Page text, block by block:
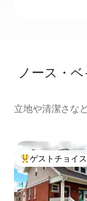
ノース・
立地や清潔さな
大好評のゲスト
ゲストチョイス